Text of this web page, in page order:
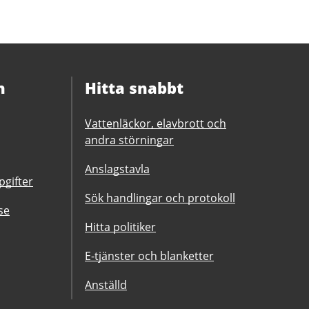
Hitta snabbt
Vattenläckor, elavbrott och
andra störningar
Anslagstavla
Sök handlingar och protokoll
Hitta politiker
E-tjänster och blanketter
Anställd